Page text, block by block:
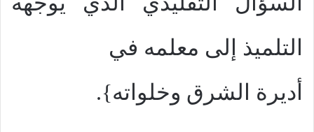
التلميذ إلى معلمه في
أديرة الشرق وخلواته}.